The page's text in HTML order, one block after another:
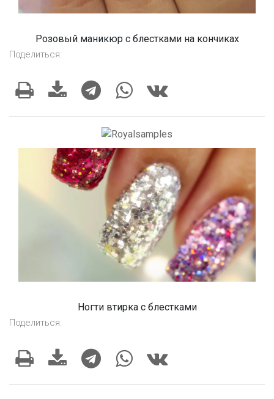
Розовый маникюр с блестками на кончиках
Поделиться:
Ногти втирка с блестками
Поделиться: